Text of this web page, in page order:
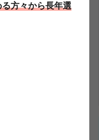
方々から長年選